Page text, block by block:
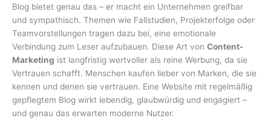
Blog bietet genau das – er macht ein Unternehmen greifbar
und sympathisch. Themen wie Fallstudien, Projekterfolge oder
Teamvorstellungen tragen dazu bei, eine emotionale
Verbindung zum Leser aufzubauen. Diese Art von Content-
Marketing ist langfristig wertvoller als reine Werbung, da sie
Vertrauen schafft. Menschen kaufen lieber von Marken, die sie
kennen und denen sie vertrauen. Eine Website mit regelmäßig
gepflegtem Blog wirkt lebendig, glaubwürdig und engagiert –
und genau das erwarten moderne Nutzer.